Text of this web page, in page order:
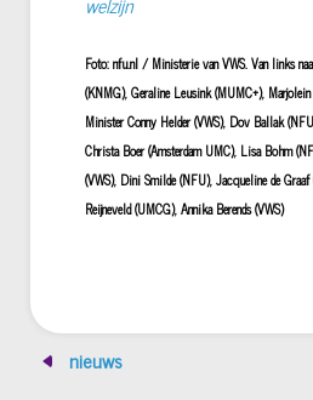
Foto: nfu.nl / Ministerie van VWS. Van links
(KNMG), Geraline Leusink (MUMC+),
Minister Conny Helder (VWS), Dov Ballak
Christa Boer (Amsterdam UMC), Lisa Bohm
(VWS), Dini Smilde (NFU), Jacqueline de Graaf
Reijneveld (UMCG), Annika Berends (VWS)
nieuws